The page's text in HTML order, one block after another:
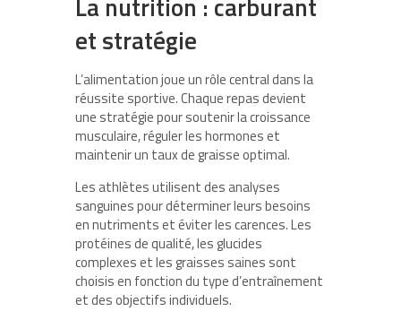
et stratégie
L’alimentation joue un rôle central dans la
réussite sportive. Chaque repas devient
une stratégie pour soutenir la croissance
musculaire, réguler les hormones et
maintenir un taux de graisse optimal.
Les athlètes utilisent des analyses
sanguines pour déterminer leurs besoins
en nutriments et éviter les carences. Les
protéines de qualité, les glucides
complexes et les graisses saines sont
choisis en fonction du type d’entraînement
et des objectifs individuels.